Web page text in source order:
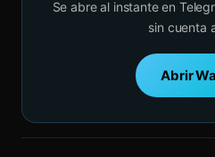
Se abre al instante en
sin cuenta
Abrir